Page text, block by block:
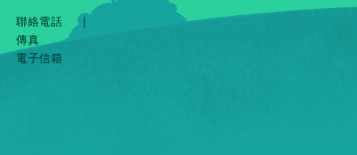
聯絡電話
|
傳真
電子信箱